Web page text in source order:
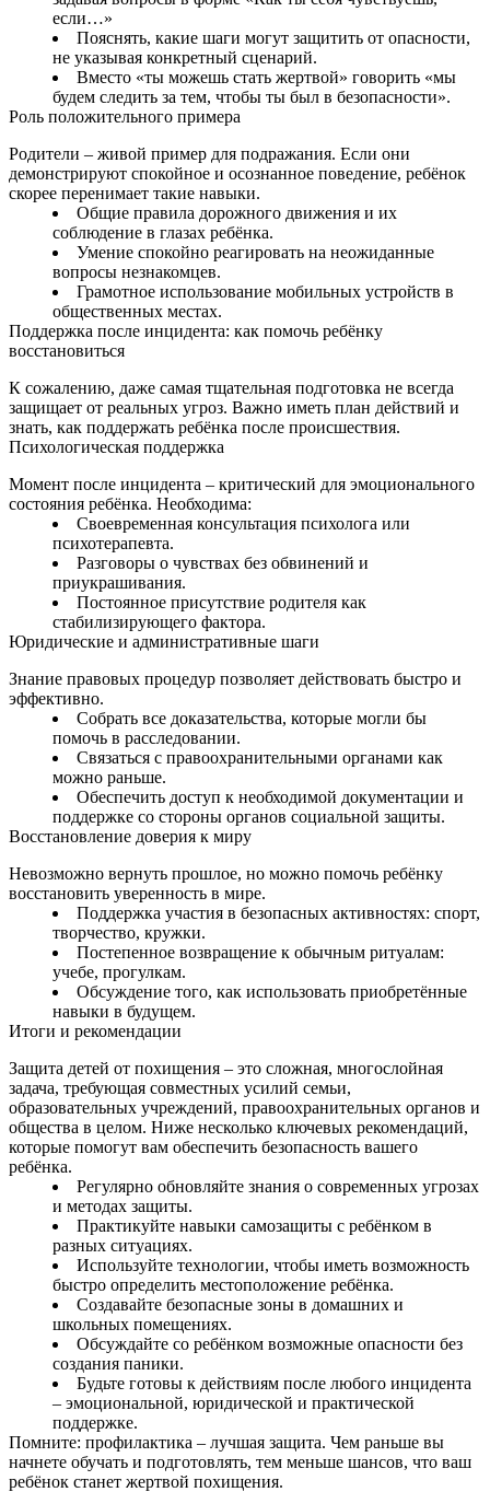
если…»
Пояснять, какие шаги могут защитить от опасности,
не указывая конкретный сценарий.
Вместо «ты можешь стать жертвой» говорить «мы
будем следить за тем, чтобы ты был в безопасности».
Роль положительного примера
Родители – живой пример для подражания. Если они
демонстрируют спокойное и осознанное поведение, ребёнок
скорее перенимает такие навыки.
Общие правила дорожного движения и их
соблюдение в глазах ребёнка.
Умение спокойно реагировать на неожиданные
вопросы незнакомцев.
Грамотное использование мобильных устройств в
общественных местах.
Поддержка после инцидента: как помочь ребёнку
восстановиться
К сожалению, даже самая тщательная подготовка не всегда
защищает от реальных угроз. Важно иметь план действий и
знать, как поддержать ребёнка после происшествия.
Психологическая поддержка
Момент после инцидента – критический для эмоционального
состояния ребёнка. Необходима:
Своевременная консультация психолога или
психотерапевта.
Разговоры о чувствах без обвинений и
приукрашивания.
Постоянное присутствие родителя как
стабилизирующего фактора.
Юридические и административные шаги
Знание правовых процедур позволяет действовать быстро и
эффективно.
Собрать все доказательства, которые могли бы
помочь в расследовании.
Связаться с правоохранительными органами как
можно раньше.
Обеспечить доступ к необходимой документации и
поддержке со стороны органов социальной защиты.
Восстановление доверия к миру
Невозможно вернуть прошлое, но можно помочь ребёнку
восстановить уверенность в мире.
Поддержка участия в безопасных активностях: спорт,
творчество, кружки.
Постепенное возвращение к обычным ритуалам:
учебе, прогулкам.
Обсуждение того, как использовать приобретённые
навыки в будущем.
Итоги и рекомендации
Защита детей от похищения – это сложная, многослойная
задача, требующая совместных усилий семьи,
образовательных учреждений, правоохранительных органов и
общества в целом. Ниже несколько ключевых рекомендаций,
которые помогут вам обеспечить безопасность вашего
ребёнка.
Регулярно обновляйте знания о современных угрозах
и методах защиты.
Практикуйте навыки самозащиты с ребёнком в
разных ситуациях.
Используйте технологии, чтобы иметь возможность
быстро определить местоположение ребёнка.
Создавайте безопасные зоны в домашних и
школьных помещениях.
Обсуждайте со ребёнком возможные опасности без
создания паники.
Будьте готовы к действиям после любого инцидента
– эмоциональной, юридической и практической
поддержке.
Помните: профилактика – лучшая защита. Чем раньше вы
начнете обучать и подготовлять, тем меньше шансов, что ваш
ребёнок станет жертвой похищения.